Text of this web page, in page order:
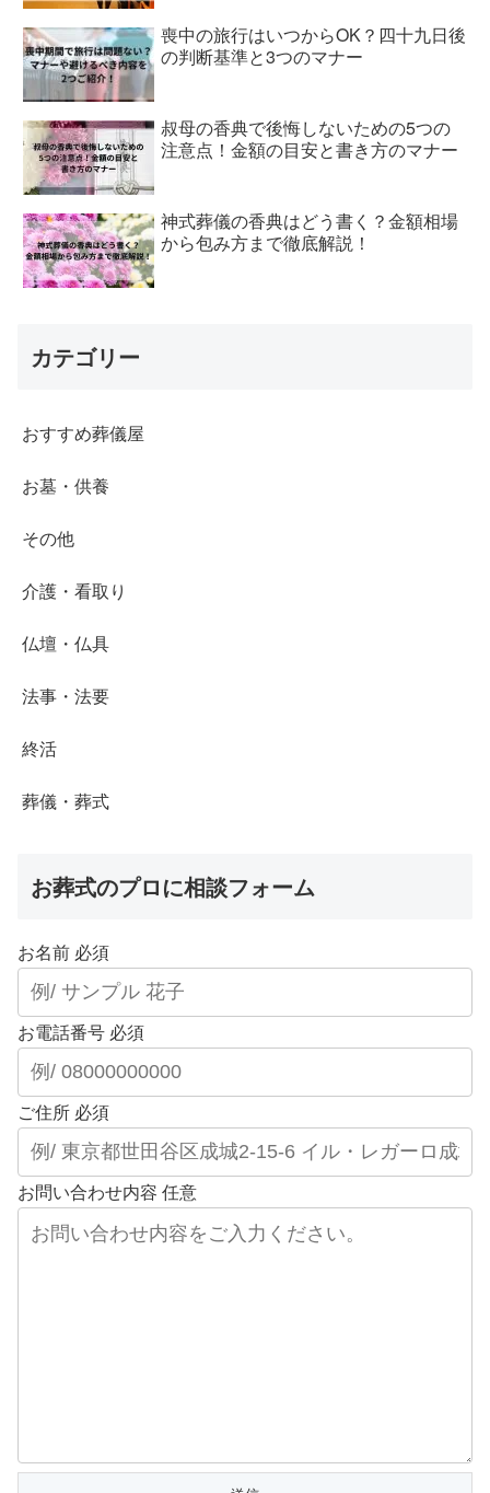
喪中の旅行はいつからOK？四十九日後
の判断基準と3つのマナー
叔母の香典で後悔しないための5つの
注意点！金額の目安と書き方のマナー
神式葬儀の香典はどう書く？金額相場
から包み方まで徹底解説！
カテゴリー
おすすめ葬儀屋
お墓・供養
その他
介護・看取り
仏壇・仏具
法事・法要
終活
葬儀・葬式
お葬式のプロに相談フォーム
お名前 必須
お電話番号 必須
ご住所 必須
お問い合わせ内容 任意